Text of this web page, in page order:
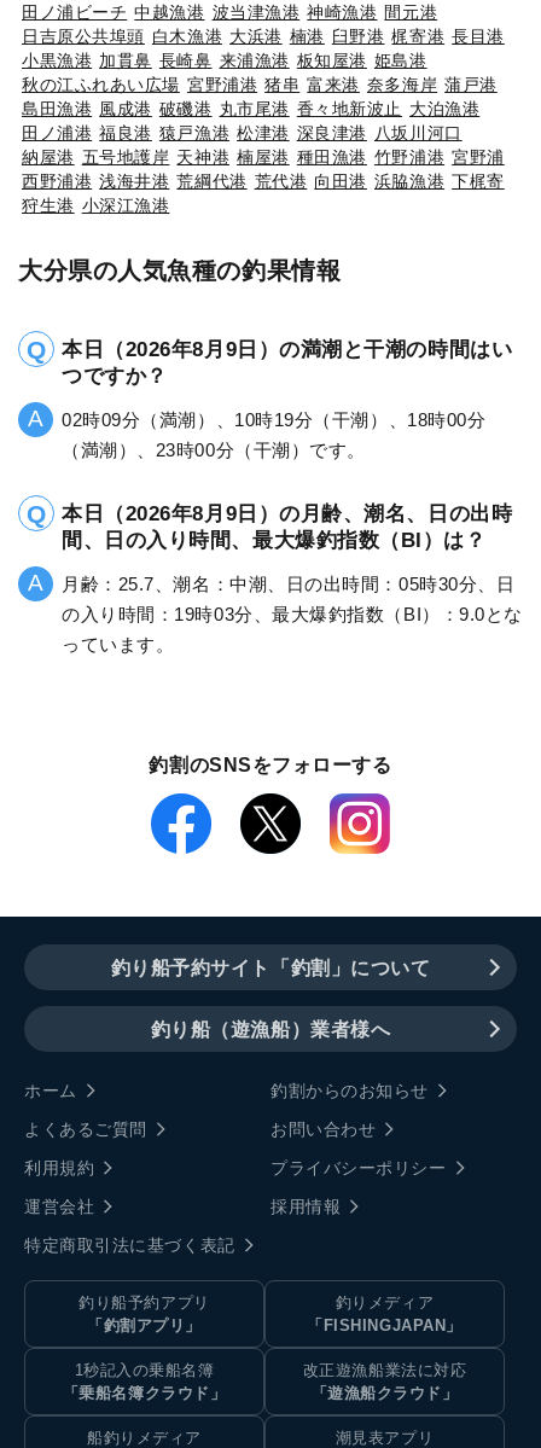
田ノ浦ビーチ 中越漁港 波当津漁港 神崎漁港 間元港
日吉原公共埠頭 白木漁港 大浜港 楠港 臼野港 梶寄港 長目港
小黒漁港 加貫鼻 長崎鼻 来浦漁港 板知屋港 姫島港
秋の江ふれあい広場 宮野浦港 猪串 富来港 奈多海岸 蒲戸港
島田漁港 風成港 破磯港 丸市尾港 香々地新波止
大泊漁港
田ノ浦港 福良港 猿戸漁港 松津港 深良津港 八坂川河口
納屋港 五号地護岸 天神港 楠屋港 種田漁港 竹野浦港 宮野浦
西野浦港 浅海井港 荒綱代港 荒代港 向田港 浜脇漁港 下梶寄
狩生港 小深江漁港
大分県の人気魚種の釣果情報
本日（2026年8月9日）の満潮と干潮の時間はい
つですか？
02時09分（満潮）、10時19分（干潮）、18時00分
（満潮）、23時00分（干潮）です。
本日（2026年8月9日）の月齢、潮名、日の出時
間、日の入り時間、最大爆釣指数（BI）は？
月齢：25.7、潮名：中潮、日の出時間：05時30分、日
の入り時間：19時03分、最大爆釣指数（BI）：9.0とな
っています。
釣割のSNSをフォローする
釣り船予約サイト「釣割」について
釣り船（遊漁船）業者様へ
ホーム
釣割からのお知らせ
よくあるご質問
お問い合わせ
利用規約
プライバシーポリシー
運営会社
採用情報
特定商取引法に基づく表記
釣り船予約アプリ
「釣割アプリ」
釣りメディア
「FISHINGJAPAN」
1秒記入の乗船名簿
「乗船名簿クラウド」
改正遊漁船業法に対応
「遊漁船クラウド」
船釣りメディア
潮見表アプリ